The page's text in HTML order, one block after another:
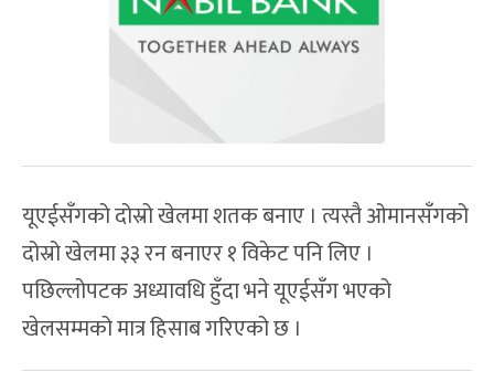
यूएईसँगको दोस्रो खेलमा शतक बनाए । त्यस्तै ओमानसँगको
दोस्रो खेलमा ३३ रन बनाएर १ विकेट पनि लिए ।
पछिल्लोपटक अध्यावधि हुँदा भने यूएईसँग भएको
खेलसम्मको मात्र हिसाब गरिएको छ ।